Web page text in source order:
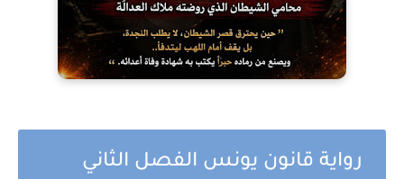
رواية قانون يونس الفصل الثاني